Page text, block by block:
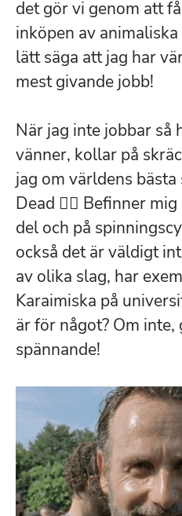
det gör vi genom att
inköpen av
lätt säga att jag har
mest givande jobb!
När jag inte jobbar så
vänner, kollar på
jag om världens
Dead 🧟‍♀️ Befinner
del och på
också det är väldigt
av olika slag, har
Karaimiska på
är för något? Om
spännande!